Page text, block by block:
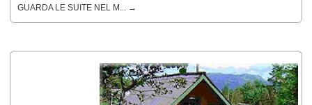
GUARDA LE SUITE NEL M... →